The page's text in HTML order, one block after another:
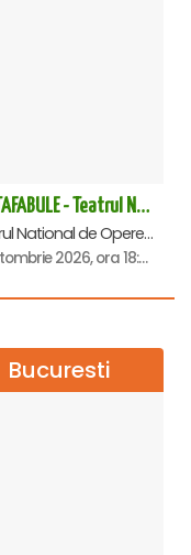
CANTAFABULE - Teatrul National de Opereta si Musical
Teatrul National de Opereta si Musical Ion Dacian, Bucuresti
17 octombrie 2026, ora 18:00
Bucuresti